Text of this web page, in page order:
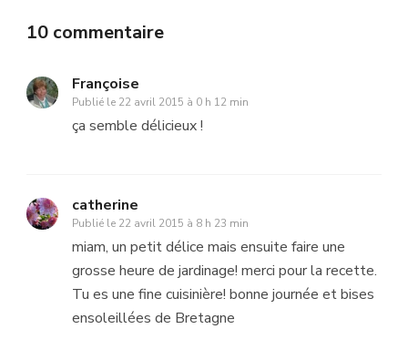
10 commentaire
Françoise
Publié le 22 avril 2015 à 0 h 12 min
ça semble délicieux !
catherine
Publié le 22 avril 2015 à 8 h 23 min
miam, un petit délice mais ensuite faire une
grosse heure de jardinage! merci pour la recette.
Tu es une fine cuisinière! bonne journée et bises
ensoleillées de Bretagne